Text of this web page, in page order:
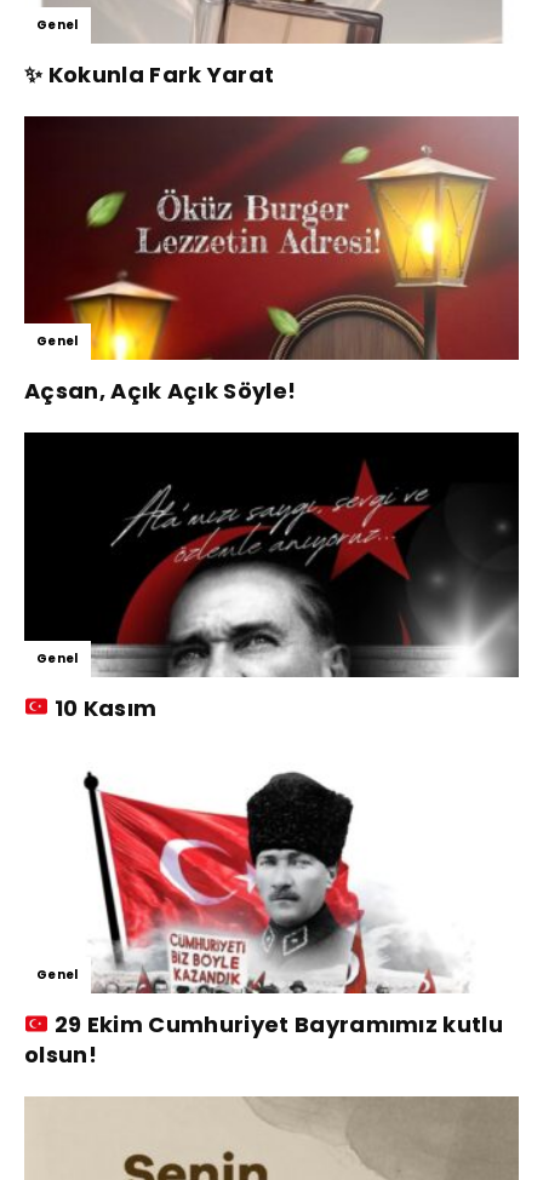
Genel
✨ Kokunla Fark Yarat
Genel
Açsan, Açık Açık Söyle!
Genel
10 Kasım
Genel
29 Ekim Cumhuriyet Bayramımız kutlu
olsun!